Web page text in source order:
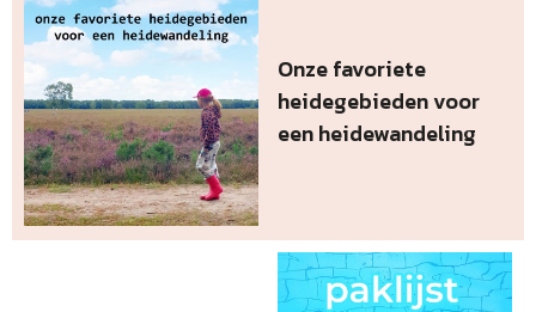
Onze favoriete
heidegebieden voor
een heidewandeling